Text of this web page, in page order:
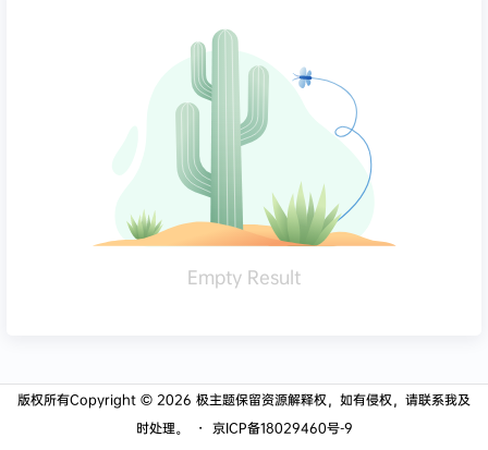
Empty Result
版权所有Copyright © 2026 极主题保留资源解释权，如有侵权，请联系我及
时处理。
・ 京ICP备18029460号-9